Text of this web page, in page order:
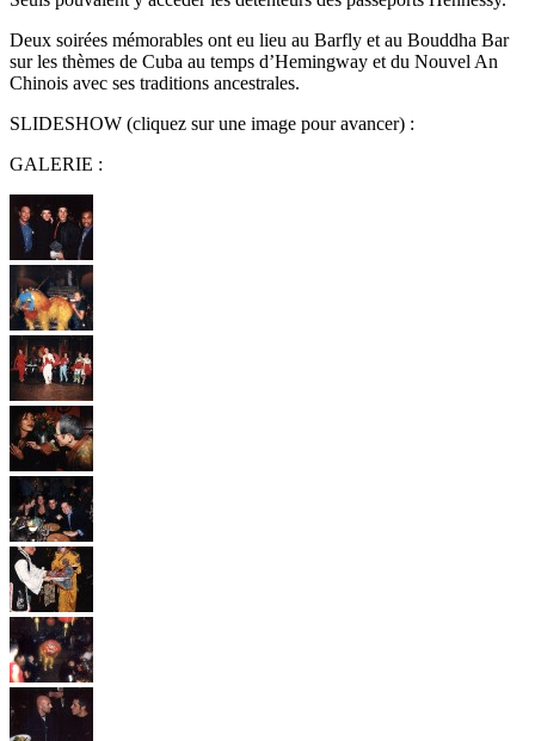
Deux soirées mémorables ont eu lieu au Barfly et au Bouddha Bar
sur les thèmes de Cuba au temps d’Hemingway et du Nouvel An
Chinois avec ses traditions ancestrales.
SLIDESHOW (cliquez sur une image pour avancer) :
GALERIE :